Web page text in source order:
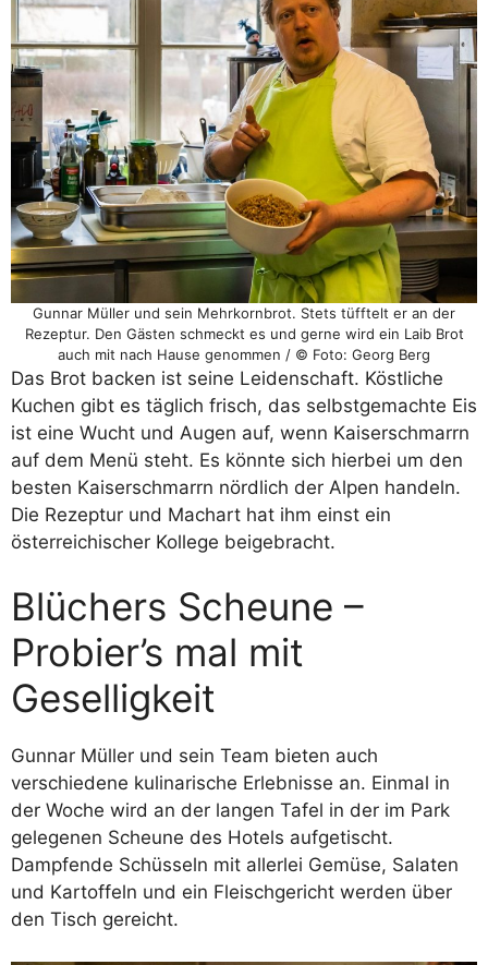
Gunnar Müller und sein Mehrkornbrot. Stets tüfftelt er an der
Rezeptur. Den Gästen schmeckt es und gerne wird ein Laib Brot
auch mit nach Hause genommen / © Foto: Georg Berg
Das Brot backen ist seine Leidenschaft. Köstliche
Kuchen gibt es täglich frisch, das selbstgemachte Eis
ist eine Wucht und Augen auf, wenn Kaiserschmarrn
auf dem Menü steht. Es könnte sich hierbei um den
besten Kaiserschmarrn nördlich der Alpen handeln.
Die Rezeptur und Machart hat ihm einst ein
österreichischer Kollege beigebracht.
Blüchers Scheune –
Probier’s mal mit
Geselligkeit
Gunnar Müller und sein Team bieten auch
verschiedene kulinarische Erlebnisse an. Einmal in
der Woche wird an der langen Tafel in der im Park
gelegenen Scheune des Hotels aufgetischt.
Dampfende Schüsseln mit allerlei Gemüse, Salaten
und Kartoffeln und ein Fleischgericht werden über
den Tisch gereicht.